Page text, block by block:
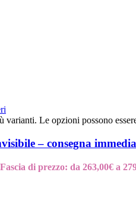
varianti. Le opzioni possono
– consegna
Fascia di prezzo: da 263,00€ a